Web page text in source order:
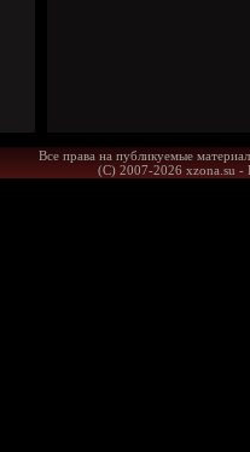
Все права на публикуемые
(С) 2007-2026 xzona.su -